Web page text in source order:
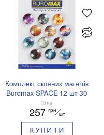
Комплект скляних магнітів
Buromax SPACE 12 шт 30
мм BM.0048
Ціна
257 грн
шт
КУПИТИ